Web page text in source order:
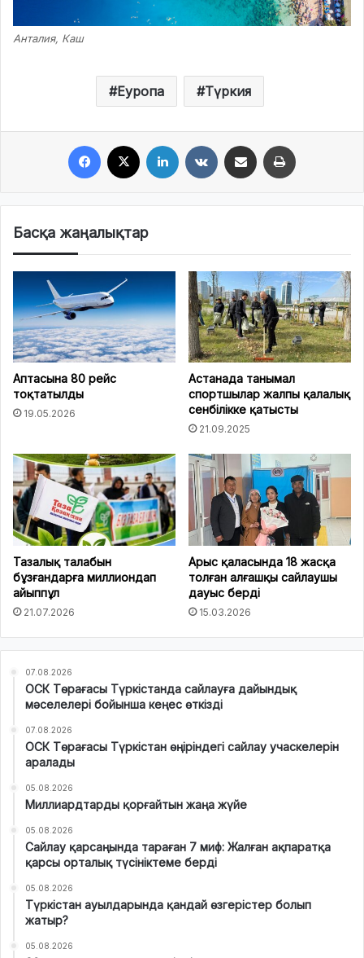
Анталия, Каш
Еуропа Түркия
Басқа жаңалықтар
Аптасына 80 рейс
тоқтатылды
19.05.2026
Астанада танымал
спортшылар жалпы қалалық
сенбілікке қатысты
21.09.2025
Тазалық талабын
бұзғандарға миллиондап
айыппұл
21.07.2026
Арыс қаласында 18 жасқа
толған алғашқы сайлаушы
дауыс берді
15.03.2026
07.08.2026
ОСК Төрағасы Түркістанда сайлауға дайындық
мәселелері бойынша кеңес өткізді
07.08.2026
ОСК Төрағасы Түркістан өңіріндегі сайлау учаскелерін
аралады
05.08.2026
Миллиардтарды қорғайтын жаңа жүйе
05.08.2026
Сайлау қарсаңында тараған 7 миф: Жалған ақпаратқа
қарсы орталық түсініктеме берді
05.08.2026
Түркістан ауылдарында қандай өзгерістер болып
жатыр?
05.08.2026